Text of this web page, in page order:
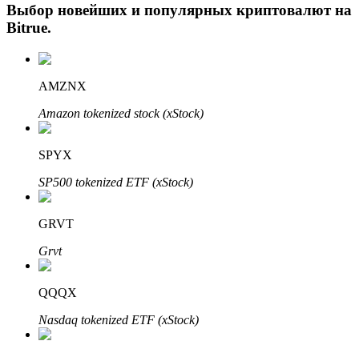
Авто Инвест
Получите долгосрочную прибыль и гибкие проценты
Выбор новейших и популярных криптовалют на
Bitrue.
AMZNX
Amazon tokenized stock (xStock)
SPYX
SP500 tokenized ETF (xStock)
GRVT
Grvt
QQQX
Nasdaq tokenized ETF (xStock)